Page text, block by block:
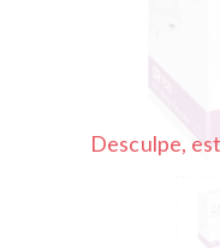
Desculpe,